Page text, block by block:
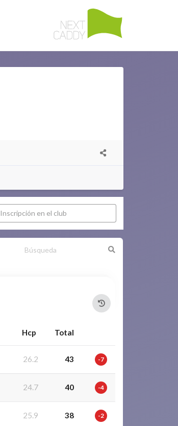
Inscripción en el club
Hcp Total
26.2 43 -7
24.7 40 -4
25.9 38 -2